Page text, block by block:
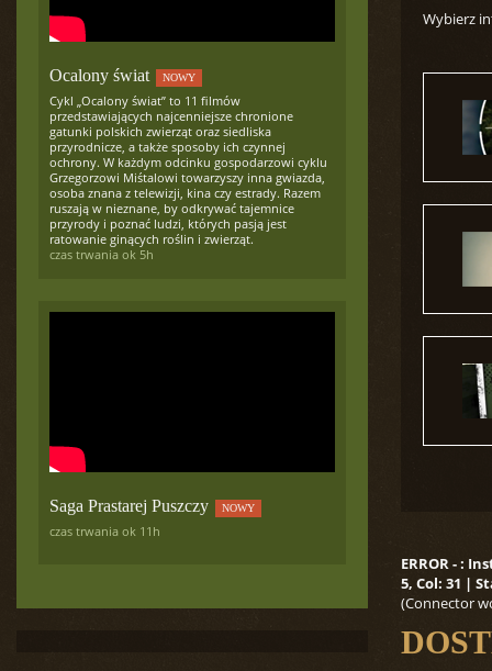
Ocalony świat NOWY
Cykl „Ocalony świat” to 11 filmów
przedstawiających najcenniejsze chronione
gatunki polskich zwierząt oraz siedliska
przyrodnicze, a także sposoby ich czynnej
ochrony. W każdym odcinku gospodarzowi cyklu
Grzegorzowi Miśtalowi towarzyszy inna gwiazda,
osoba znana z telewizji, kina czy estrady. Razem
ruszają w nieznane, by odkrywać tajemnice
przyrody i poznać ludzi, których pasją jest
ratowanie ginących roślin i zwierząt.
czas trwania ok 5h
Saga Prastarej Puszczy NOWY
czas trwania ok 11h
Wybierz
ERROR - :
5, Col: 31 |
(Connector